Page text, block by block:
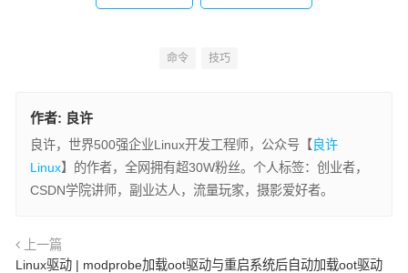
命令 技巧
作者: 良许
良许，世界500强企业Linux开发工程师，公众号【 良许
Linux】的作者，全网拥有超30W粉丝。个人标签：创业者，
CSDN学院讲师，副业达人，流量玩家，摄影爱好者。
上一篇
Linux驱动 | modprobe加载oot驱动与重启系统后自动加载oot驱动